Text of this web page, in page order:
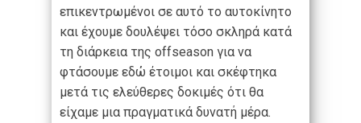
επικεντρωμένοι σε αυτό το αυτοκίνητο
και έχουμε δουλέψει τόσο σκληρά κατά
τη διάρκεια της offseason για να
φτάσουμε εδώ έτοιμοι και σκέφτηκα
μετά τις ελεύθερες δοκιμές ότι θα
είχαμε μια πραγματικά δυνατή μέρα.